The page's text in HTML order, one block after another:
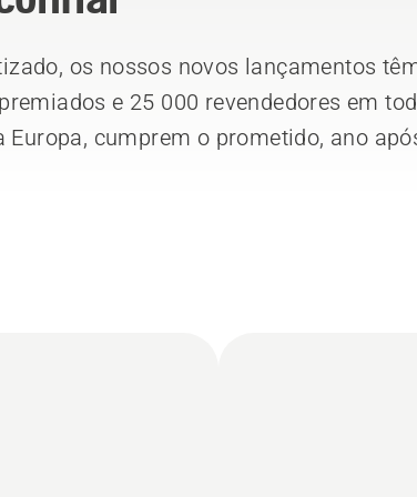
os nossos novos lançamentos
e 25 000 revendedores em
cumprem o prometido, ano